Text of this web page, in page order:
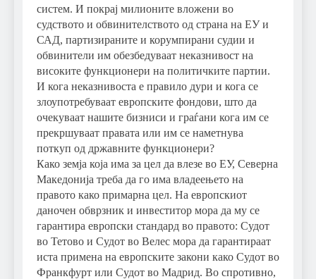
систем. И покрај милионите вложени во
судството и обвинителството од страна на ЕУ и
САД, партизираните и корумпирани судии и
обвинители им обезбедуваат неказнивост на
високите функционери на политичките партии.
И кога неказнивоста е правило дури и кога се
злоупотребуваат европските фондови, што да
очекуваат нашите бизниси и граѓани кога им се
прекршуваат правата или им се наметнува
поткуп од државните функционери?
Како земја која има за цел да влезе во ЕУ, Северна
Македонија треба да го има владеењето на
правото како примарна цел. На европскиот
даночен обврзник и инвеститор мора да му се
гарантира европски стандард во правото: Судот
во Тетово и Судот во Велес мора да гарантираат
иста примена на европските закони како Судот во
Франкфурт или Судот во Мадрид. Во спротивно,